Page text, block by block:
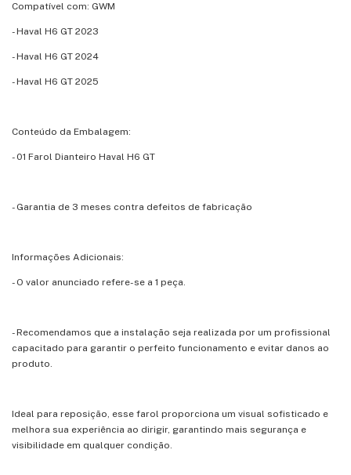
Compatível com: GWM
- Haval H6 GT 2023
- Haval H6 GT 2024
- Haval H6 GT 2025
Conteúdo da Embalagem:
- 01 Farol Dianteiro Haval H6 GT
- Garantia de 3 meses contra defeitos de fabricação
Informações Adicionais:
- O valor anunciado refere-se a 1 peça.
- Recomendamos que a instalação seja realizada por um profissional
capacitado para garantir o perfeito funcionamento e evitar danos ao
produto.
Ideal para reposição, esse farol proporciona um visual sofisticado e
melhora sua experiência ao dirigir, garantindo mais segurança e
visibilidade em qualquer condição.